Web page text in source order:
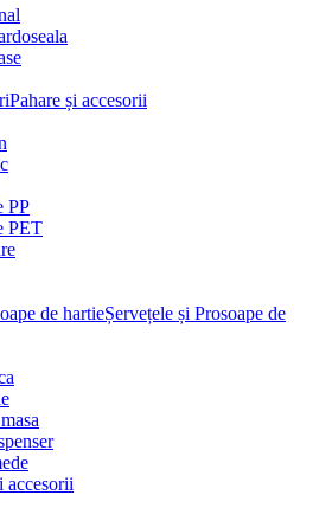
Pahare și accesorii
PP
PET
Șervețele și Prosoape de
accesorii